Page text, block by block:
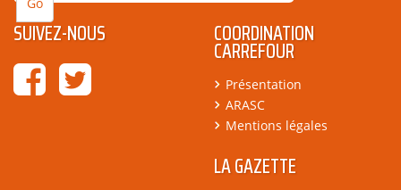
SUIVEZ-NOUS COORDINATION
CARREFOUR
Présentation
ARASC
Mentions légales
LA GAZETTE